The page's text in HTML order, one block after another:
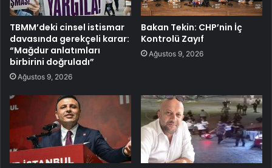
TBMM’deki cinsel istismar
davasında gerekçeli karar:
“Mağdur anlatımları
birbirini doğruladı”
Ağustos 9, 2026
Bakan Tekin: CHP’nin İç
Kontrolü Zayıf
Ağustos 9, 2026